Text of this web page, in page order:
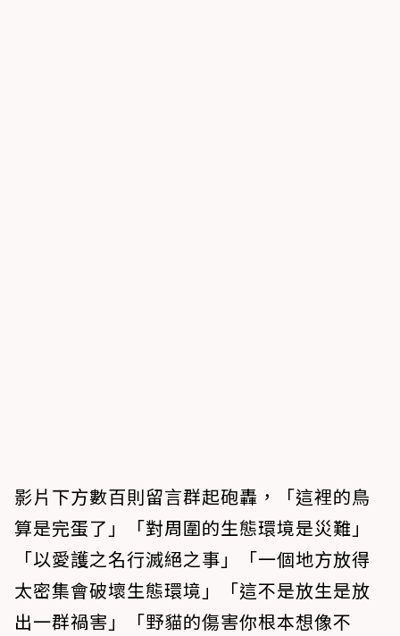
影片下方數百則留言群起砲轟，「這裡的鳥
算是完蛋了」「對周圍的生態環境是災難」
「以愛護之名行滅絕之事」「一個地方放得
太密集會破壞生態環境」「這不是放生是放
出一群禍害」「野貓的傷害你根本想像不